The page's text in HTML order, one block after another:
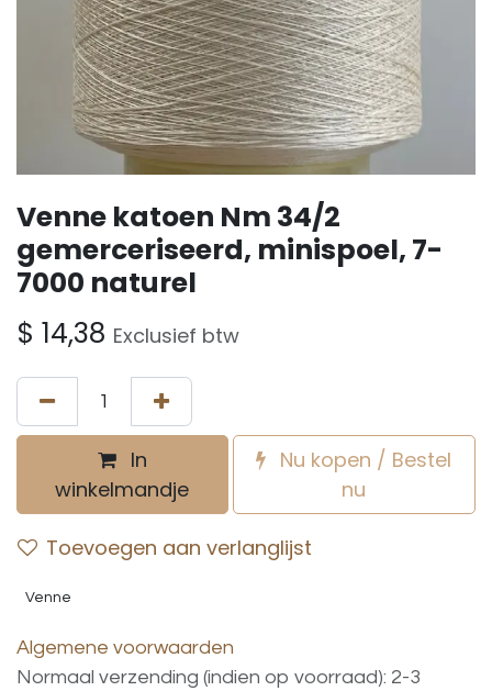
Venne katoen Nm 34/2
gemerceriseerd, minispoel, 7-
7000 naturel
$ 14,38 Exclusief btw
In
winkelmandje
Nu kopen / Bestel
nu
Toevoegen aan verlanglijst
Venne
Algemene voorwaarden
Normaal verzending (indien op voorraad): 2-3